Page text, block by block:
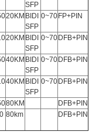
SFP
20KM BIDI
SFP
0~70 FP+PIN
20KM BIDI
SFP
0~70 DFB+PIN
40KM BIDI
SFP
0~70 DFB+PIN
40KM BIDI
SFP
0~70 DFB+PIN
80KM
DFB+PIN
80km DFB+PIN